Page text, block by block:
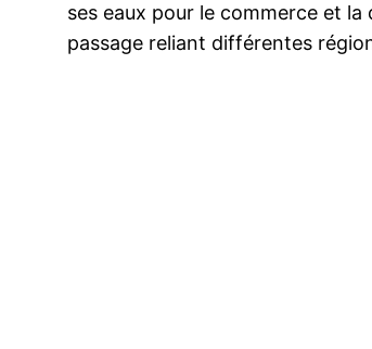
ses eaux pour le commerce et
passage reliant différentes